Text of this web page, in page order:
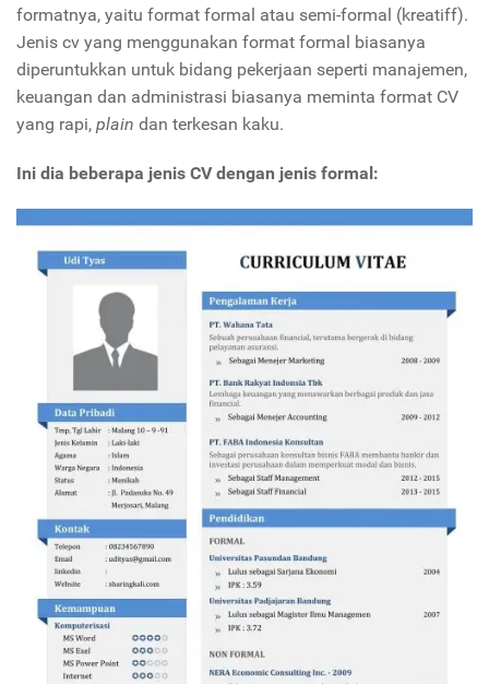
formatnya, yaitu format formal atau semi-formal (kreatiff).
Jenis cv yang menggunakan format formal biasanya
diperuntukkan untuk bidang pekerjaan seperti manajemen,
keuangan dan administrasi biasanya meminta format CV
yang rapi, plain dan terkesan kaku.
Ini dia beberapa jenis CV dengan jenis formal: